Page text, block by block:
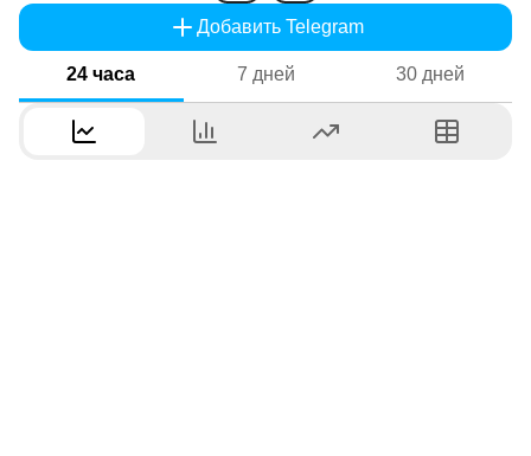
Добавить Telegram
24 часа 7 дней 30 дней